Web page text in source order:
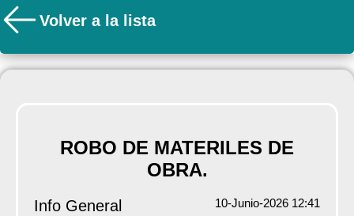
Volver a la lista
ROBO DE MATERILES DE
OBRA.
Info General 10-Junio-2026 12:41